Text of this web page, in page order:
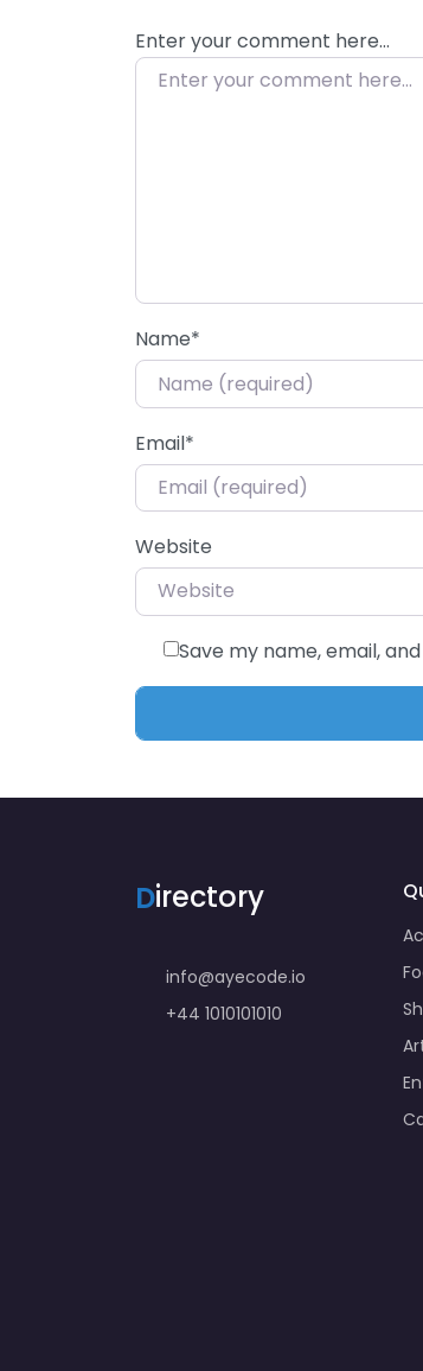
Enter your comment here…
Name*
Email*
Website
Save my name, email,
Directory
info@ayecode.io
+44 1010101010